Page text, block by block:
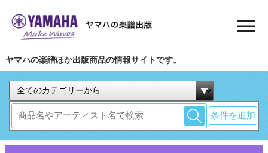
ヤマハの楽譜ほか出版商品の情報サイトです。
条件を追加